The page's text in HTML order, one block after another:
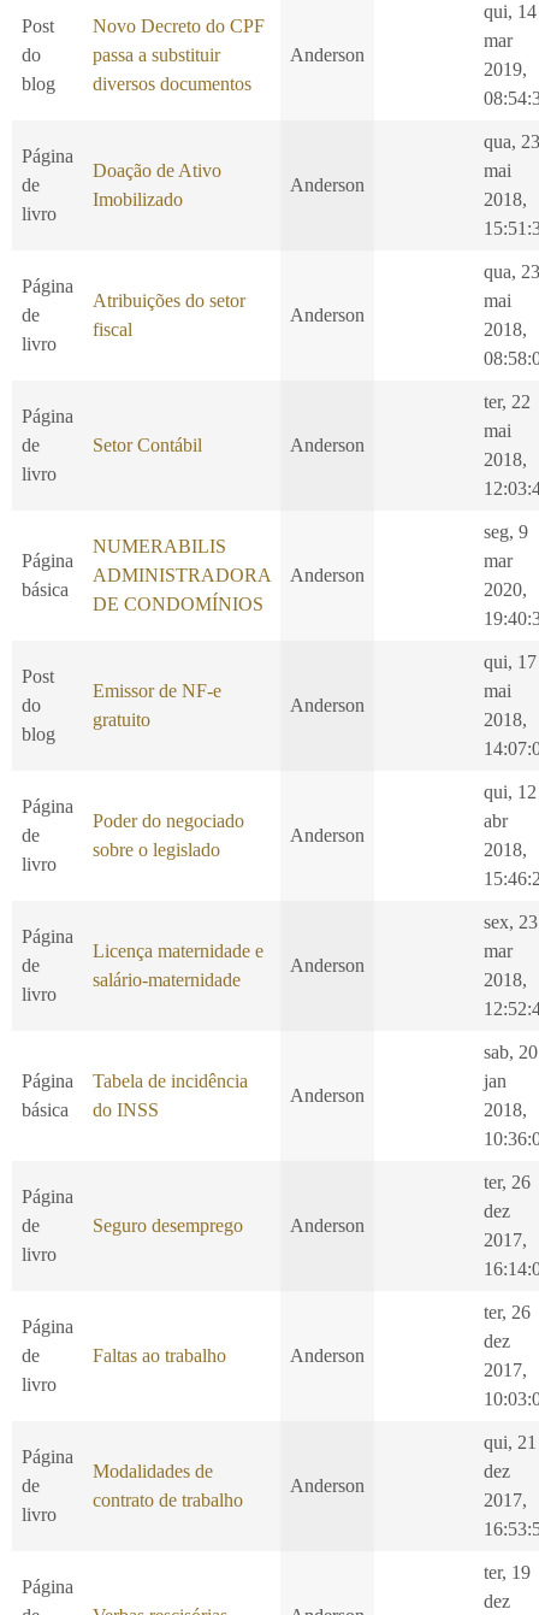
Post
do
blog
Novo Decreto do CPF
passa a substituir
diversos documentos
Anderson
qui, 14
mar
2019,
Página
de
livro
Doação de Ativo
Imobilizado
Anderson
qua, 23
mai
2018,
Página
de
livro
Atribuições do setor
fiscal
Anderson
qua, 23
mai
2018,
Página
de
livro
Setor Contábil Anderson
ter, 22
mai
2018,
Página
básica
NUMERABILIS
ADMINISTRADORA
DE CONDOMÍNIOS
Anderson
seg, 9
mar
2020,
Post
do
blog
Emissor de NF-e
gratuito
Anderson
qui, 17
mai
2018,
Página
de
livro
Poder do negociado
sobre o legislado
Anderson
qui, 12
abr
2018,
Página
de
livro
Licença maternidade e
salário-maternidade
Anderson
sex, 23
mar
2018,
Página
básica
Tabela de incidência
do INSS
Anderson
sab, 20
jan
2018,
Página
de
livro
Seguro desemprego Anderson
ter, 26
dez
2017,
Página
de
livro
Faltas ao trabalho Anderson
ter, 26
dez
2017,
Página
de
livro
Modalidades de
contrato de trabalho
Anderson
qui, 21
dez
2017,
Página
ter, 19
dez